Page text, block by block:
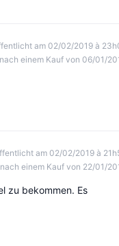
am 02/02/2019 à
nach einem Kauf von 06/01/
am 02/02/2019 à
nach einem Kauf von 22/01/
zu bekommen. Es